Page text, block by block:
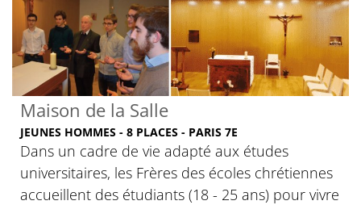
Maison de la Salle
JEUNES HOMMES - 8 PLACES - PARIS 7E
Dans un cadre de vie adapté aux études
universitaires, les Frères des écoles chrétiennes
accueillent des étudiants (18 - 25 ans) pour vivre